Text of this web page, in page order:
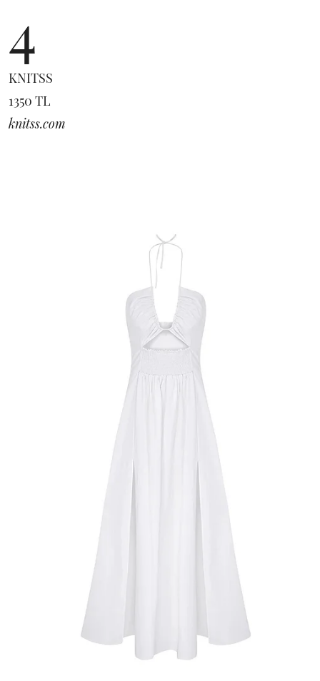
4
KNITSS
1350 TL
knitss.com